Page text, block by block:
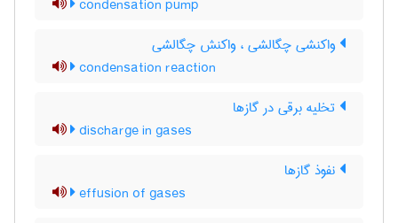
condensation pump
واکنشی چگالشی ، واکنش چگالشی
condensation reaction
تخلیه برقی در گازها
discharge in gases
نفوذ گازها
effusion of gases